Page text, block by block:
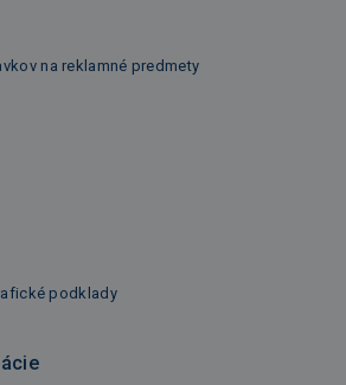
na reklamné predmety
podklady